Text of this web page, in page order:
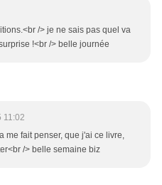
/> je ne sais pas quel va
!<br /> belle journée
11:02
me fait penser, que j'ai ce livre,
/> belle semaine biz